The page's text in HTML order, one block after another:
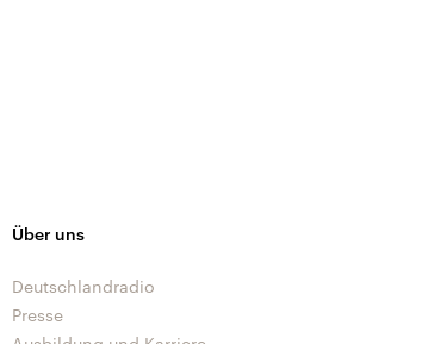
Über uns
Deutschlandradio
Presse